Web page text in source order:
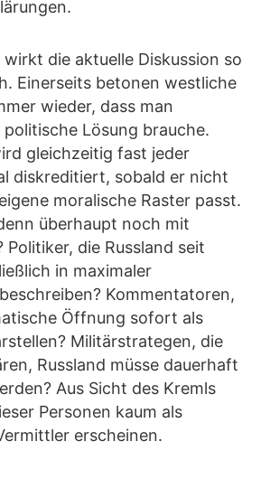
wirkt die aktuelle Diskussion so
Einerseits betonen westliche
wieder, dass man
Lösung brauche.
gleichzeitig fast jeder
diskreditiert, sobald er nicht
moralische Raster passt.
überhaupt noch mit
Politiker, die Russland seit
in maximaler
Kommentatoren,
Öffnung sofort als
Militärstrategen, die
Russland müsse dauerhaft
Aus Sicht des Kremls
Personen kaum als
erscheinen.